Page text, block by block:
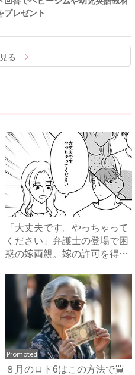
プレゼント
る
「大丈夫です。やっちゃって
ください」弁護士の登場で困
惑の嫁両親。嫁の許可を得た
Promoted
８月のロト6はこの方法で買